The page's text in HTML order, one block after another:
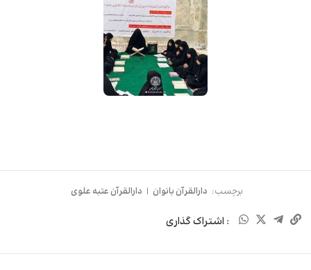
برچسب: دارالقرآن بانوان | دارالقرآن عتبه علوی
: اشتراک گذاری